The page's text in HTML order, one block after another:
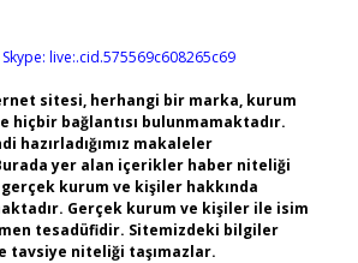
Skype: live:.cid.575569c608265c69
sitesi, herhangi bir marka, kurum
hiçbir bağlantısı bulunmamaktadır.
hazırladığımız makaleler
yer alan içerikler haber niteliği
kurum ve kişiler hakkında
Gerçek kurum ve kişiler ile isim
tesadüfidir. Sitemizdeki bilgiler
tavsiye niteliği taşımazlar.